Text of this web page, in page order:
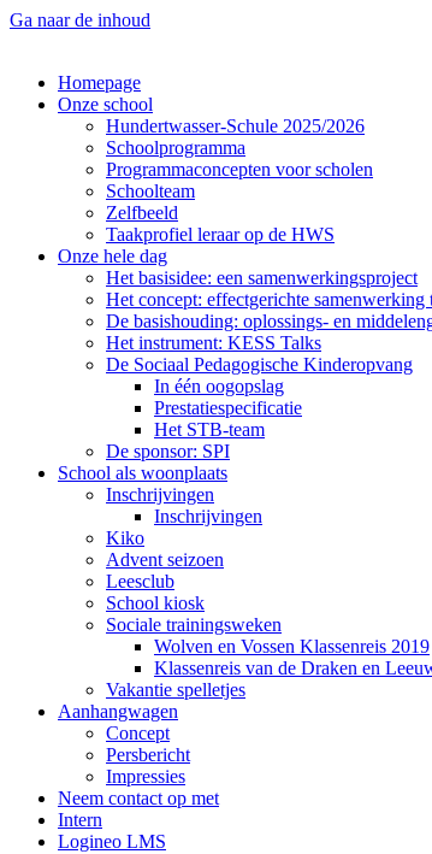
Ga naar de inhoud
Homepage
Onze school
Hundertwasser-Schule 2025/2026
Schoolprogramma
Programmaconcepten voor scholen
Schoolteam
Zelfbeeld
Taakprofiel leraar op de HWS
Onze hele dag
Het basisidee: een samenwerkingsproject
Het concept: effectgerichte
De basishouding: oplossings- en
Het instrument: KESS Talks
De Sociaal Pedagogische Kinderopvang
In één oogopslag
Prestatiespecificatie
Het STB-team
De sponsor: SPI
School als woonplaats
Inschrijvingen
Inschrijvingen
Kiko
Advent seizoen
Leesclub
School kiosk
Sociale trainingsweken
Wolven en Vossen Klassenreis 2019
Klassenreis van de Draken en
Vakantie spelletjes
Aanhangwagen
Concept
Persbericht
Impressies
Neem contact op met
Intern
Logineo LMS